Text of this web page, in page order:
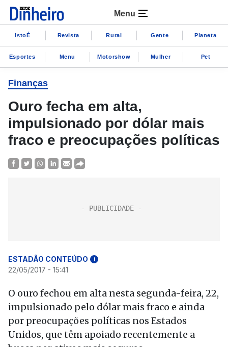
Menu
IstoÉ Revista Rural Gente Planeta
Esportes Menu Motorshow Mulher Pet
Finanças
Ouro fecha em alta,
impulsionado por dólar mais
fraco e preocupações políticas
ESTADÃO CONTEÚDO i
22/05/2017 - 15:41
O ouro fechou em alta nesta segunda-feira, 22,
impulsionado pelo dólar mais fraco e ainda
por preocupações políticas nos Estados
Unidos, que têm apoiado recentemente a